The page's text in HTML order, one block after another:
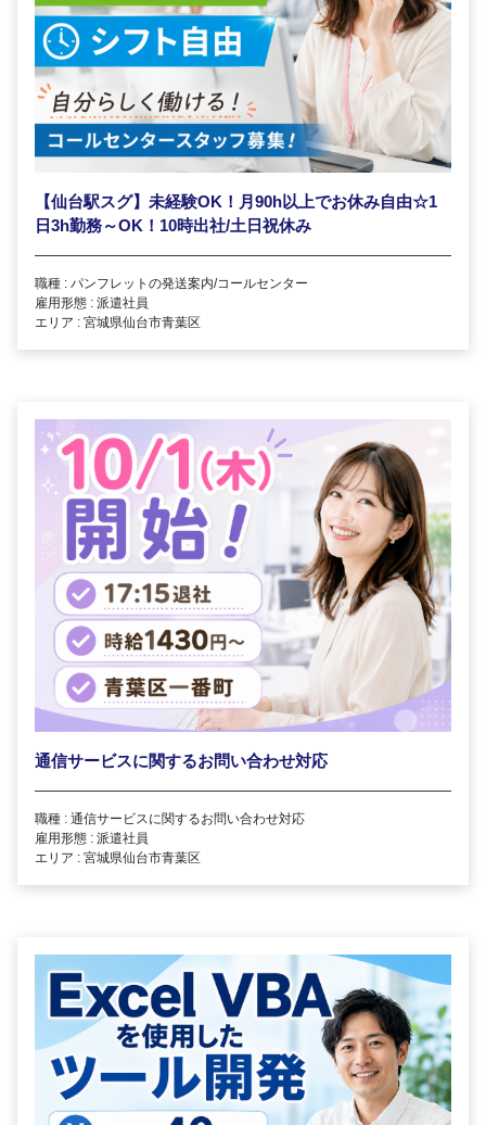
【仙台駅スグ】未経験OK！月90h以上でお休み自由☆1
日3h勤務～OK！10時出社/土日祝休み
職種 : パンフレットの発送案内/コールセンター
雇用形態 : 派遣社員
エリア : 宮城県仙台市青葉区
通信サービスに関するお問い合わせ対応
職種 : 通信サービスに関するお問い合わせ対応
雇用形態 : 派遣社員
エリア : 宮城県仙台市青葉区